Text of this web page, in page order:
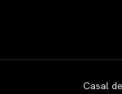
Casal